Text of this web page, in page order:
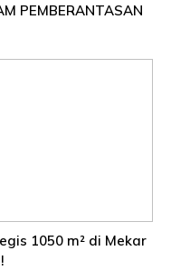
PEMBERANTASAN
1050 m² di Mekar